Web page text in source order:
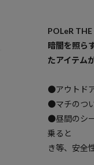
POLeR
暗闇を照ら
たアイテム
●アウトド
●マチのつ
●昼間のシ
乗ると
き等、安全